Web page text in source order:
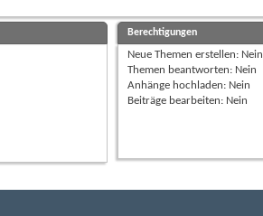
Berechtigungen
Neue Themen erstellen: Nein
Themen beantworten: Nein
Anhänge hochladen: Nein
Beiträge bearbeiten: Nein